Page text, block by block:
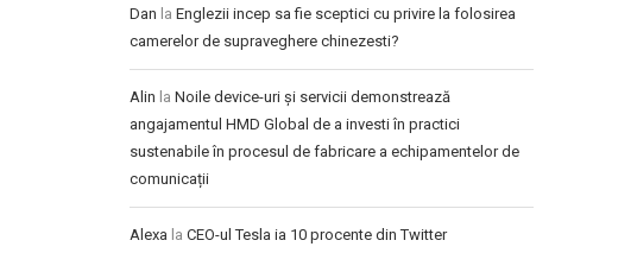
Dan la Englezii incep sa fie sceptici cu privire la folosirea
camerelor de supraveghere chinezesti?
Alin la Noile device-uri și servicii demonstrează
angajamentul HMD Global de a investi în practici
sustenabile în procesul de fabricare a echipamentelor de
comunicații
Alexa la CEO-ul Tesla ia 10 procente din Twitter